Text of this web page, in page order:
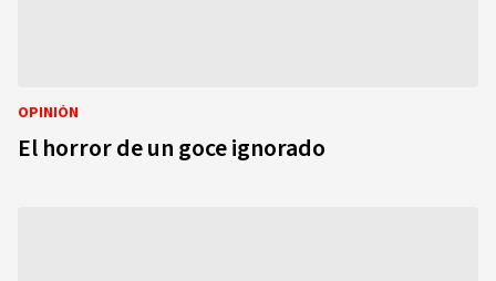
OPINIÓN
El horror de un goce ignorado